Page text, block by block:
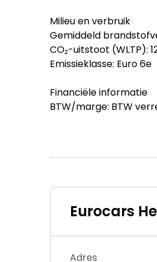
Milieu en verbruik
Gemiddeld
CO₂-uitstoot (WLTP):
Emissieklasse: Euro 6e
Financiële informatie
BTW/marge: BTW
- Afleverpakket
- BOVAG-garantie 6
- APK keuring
- Onderhoud
Eurocars
Adres